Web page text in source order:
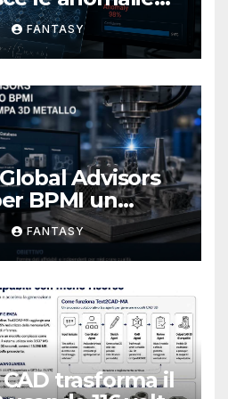
fusione
FANTASY
Advisors
BPMI un
la stampa 3D
alla filiera
FANTASY
trasforma il